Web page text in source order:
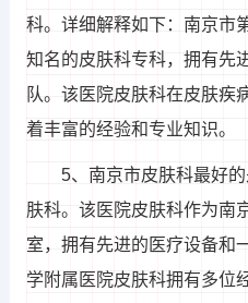
科。详细解释如下：南京市
知名的皮肤科专科，拥有先
队。该医院皮肤科在皮肤疾
着丰富的经验和专业知识。
5、南京市皮肤科最好
肤科。该医院皮肤科作为南
室，拥有先进的医疗设备和
学附属医院皮肤科拥有多位